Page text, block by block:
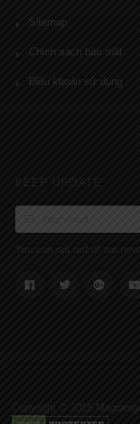
Sitemap
Chính sách bảo mật
Điều khoản sử dụng
KEEP UPDATE
You can opt out of our
Copyright © 2016